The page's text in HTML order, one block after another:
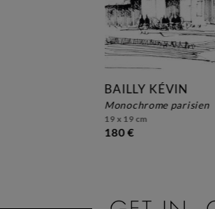
BAILLY KÉVIN
monochrome parisien
19 x 19 cm
180 €